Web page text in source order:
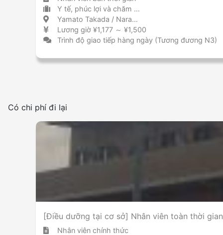
Y tế, phúc lợi và chăm sóc cơ sở chăm sóc
Yamato Takada / Nara 大和高田 / 奈良県
Lương giờ ¥1,177 ～ ¥1,500
Trình độ giao tiếp hàng ngày (Tương đương N3)
Có chi phí đi lại
[Điều dưỡng tại cơ sở] Nhân viên toàn thời
Nhân viên chính thức